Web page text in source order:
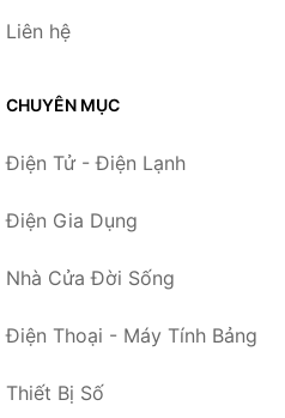
Liên hệ
CHUYÊN MỤC
Điện Tử - Điện Lạnh
Điện Gia Dụng
Nhà Cửa Đời Sống
Điện Thoại - Máy Tính Bảng
Thiết Bị Số